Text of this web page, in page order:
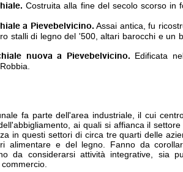
Costruita alla fine del secolo scorso in
a Pievebelvicino. Assai antica, fu
stalli di legno del '500, altari barocchi e un
nuova a Pievebelvicino. Edificata
fa parte dell'area industriale, il cui
ai quali si affianca il
in questi settori di circa tre quarti delle
alimentare e del legno. Fanno da
da considerarsi attività integrative, sia